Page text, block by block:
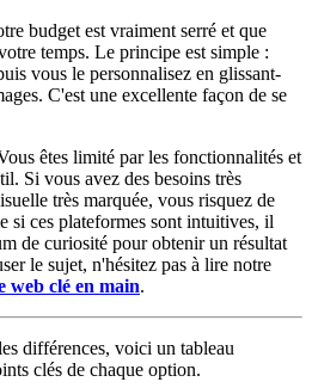
budget est vraiment serré et que
temps. Le principe est simple :
vous le personnalisez en glissant-
C'est une excellente façon de se
êtes limité par les fonctionnalités et
Si vous avez des besoins très
très marquée, vous risquez de
si ces plateformes sont intuitives, il
de curiosité pour obtenir un résultat
le sujet, n'hésitez pas à lire notre
web clé en main.
différences, voici un tableau
clés de chaque option.